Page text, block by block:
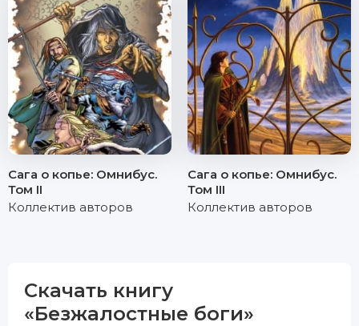
Сага о копье: Омнибус.
Том II
Коллектив авторов
Сага о копье: Омнибус.
Том III
Коллектив авторов
Скачать книгу
«Безжалостные боги»